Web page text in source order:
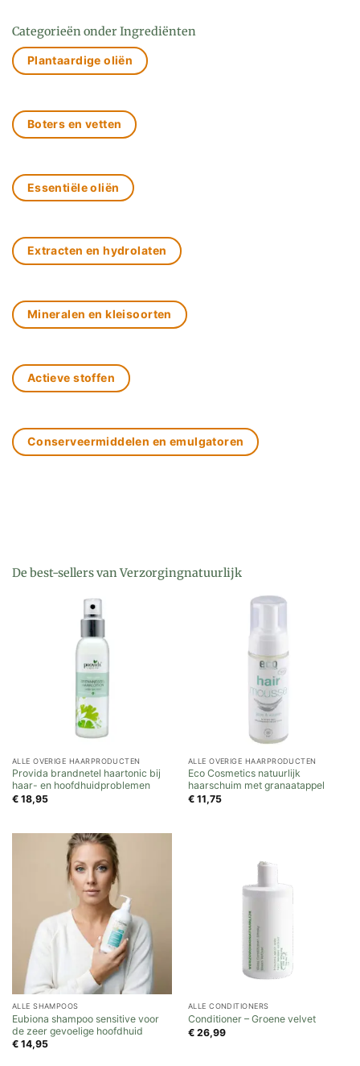
Categorieën onder Ingrediënten
Plantaardige oliën
Boters en vetten
Essentiële oliën
Extracten en hydrolaten
Mineralen en kleisoorten
Actieve stoffen
Conserveermiddelen en emulgatoren
De best-sellers van Verzorgingnatuurlijk
ALLE OVERIGE HAARPRODUCTEN
Provida brandnetel haartonic bij
haar- en hoofdhuidproblemen
€18,95
ALLE OVERIGE HAARPRODUCTEN
Eco Cosmetics natuurlijk
haarschuim met granaatappel
€11,75
ALLE SHAMPOOS
Eubiona shampoo sensitive voor
de zeer gevoelige hoofdhuid
€14,95
ALLE CONDITIONERS
Conditioner – Groene velvet
€26,99